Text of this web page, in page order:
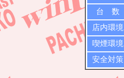
台 数
店内環境
喫煙環境
安全対策